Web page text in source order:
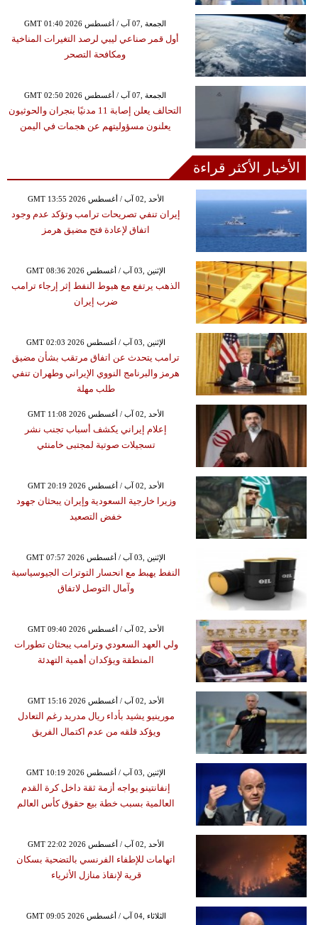
GMT 01:40 2026 الجمعة ,07 آب / أغسطس
أول قمر صناعي ليبي لرصد التغيرات المناخية
ومكافحة التصحر
GMT 02:50 2026 الجمعة ,07 آب / أغسطس
التحالف يعلن إصابة 11 مدنيًا بنجران والحوثيون
يعلنون مسؤوليتهم عن هجمات في اليمن
الأخبار الأكثر قراءة
GMT 13:55 2026 الأحد ,02 آب / أغسطس
إيران تنفي تصريحات ترامب وتؤكد عدم وجود
اتفاق لإعادة فتح مضيق هرمز
GMT 08:36 2026 الإثنين ,03 آب / أغسطس
الذهب يرتفع مع هبوط النفط إثر إرجاء ترامب
ضرب إيران
GMT 02:03 2026 الإثنين ,03 آب / أغسطس
ترامب يتحدث عن اتفاق مرتقب بشأن مضيق
هرمز والبرنامج النووي الإيراني وطهران تنفي
طلب مهلة
GMT 11:08 2026 الأحد ,02 آب / أغسطس
إعلام إيراني يكشف أسباب تجنب نشر
تسجيلات صوتية لمجتبى خامنئي
GMT 20:19 2026 الأحد ,02 آب / أغسطس
وزيرا خارجية السعودية وإيران يبحثان جهود
خفض التصعيد
GMT 07:57 2026 الإثنين ,03 آب / أغسطس
النفط يهبط مع انحسار التوترات الجيوسياسية
وآمال التوصل لاتفاق
GMT 09:40 2026 الأحد ,02 آب / أغسطس
ولي العهد السعودي وترامب يبحثان تطورات
المنطقة ويؤكدان أهمية التهدئة
GMT 15:16 2026 الأحد ,02 آب / أغسطس
مورينيو يشيد بأداء ريال مدريد رغم التعادل
ويؤكد قلقه من عدم اكتمال الفريق
GMT 10:19 2026 الإثنين ,03 آب / أغسطس
إنفانتينو يواجه أزمة ثقة داخل كرة القدم
العالمية بسبب خطة بيع حقوق كأس العالم
GMT 22:02 2026 الأحد ,02 آب / أغسطس
اتهامات للإطفاء الفرنسي بالتضحية بسكان
قرية لإنقاذ منازل الأثرياء
GMT 09:05 2026 الثلاثاء ,04 آب / أغسطس